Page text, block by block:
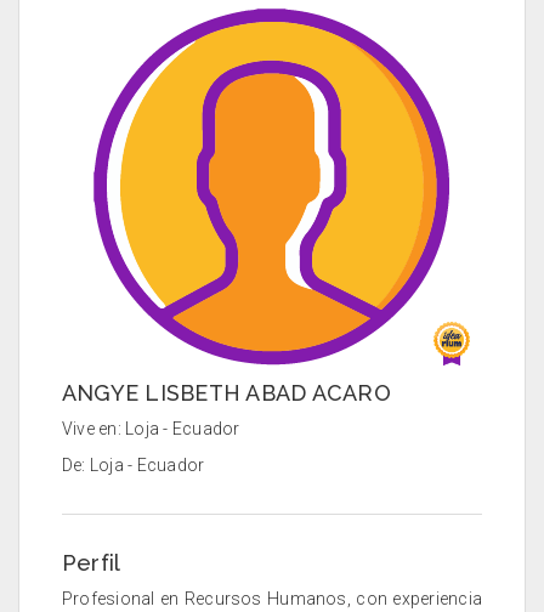
ANGYE LISBETH ABAD ACARO
Vive en: Loja - Ecuador
De: Loja - Ecuador
Perfil
Profesional en Recursos Humanos, con experiencia